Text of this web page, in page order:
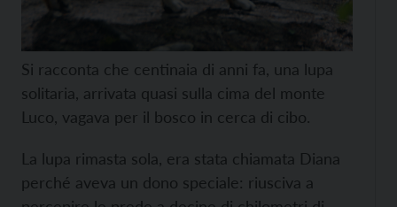
Si racconta che centinaia di anni fa, una lupa
solitaria, arrivata quasi sulla cima del monte
Luco, vagava per il bosco in cerca di cibo.
La lupa rimasta sola, era stata chiamata Diana
perché aveva un dono speciale: riusciva a